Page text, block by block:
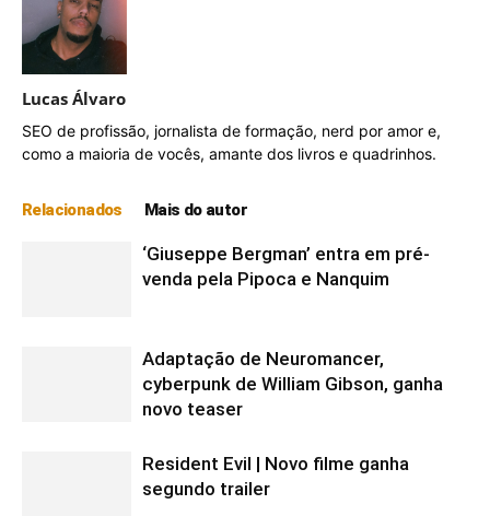
Lucas Álvaro
SEO de profissão, jornalista de formação, nerd por amor e,
como a maioria de vocês, amante dos livros e quadrinhos.
Relacionados Mais do autor
‘Giuseppe Bergman’ entra em pré-
venda pela Pipoca e Nanquim
Adaptação de Neuromancer,
cyberpunk de William Gibson, ganha
novo teaser
Resident Evil | Novo filme ganha
segundo trailer